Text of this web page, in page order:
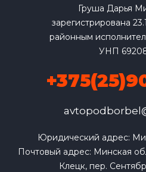
Груша Дарья
зарегистрирована
районным
УНП
Юридический адрес:
Почтовый адрес: Минская
Клецк, пер.